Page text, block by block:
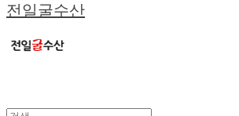
전일굴수산